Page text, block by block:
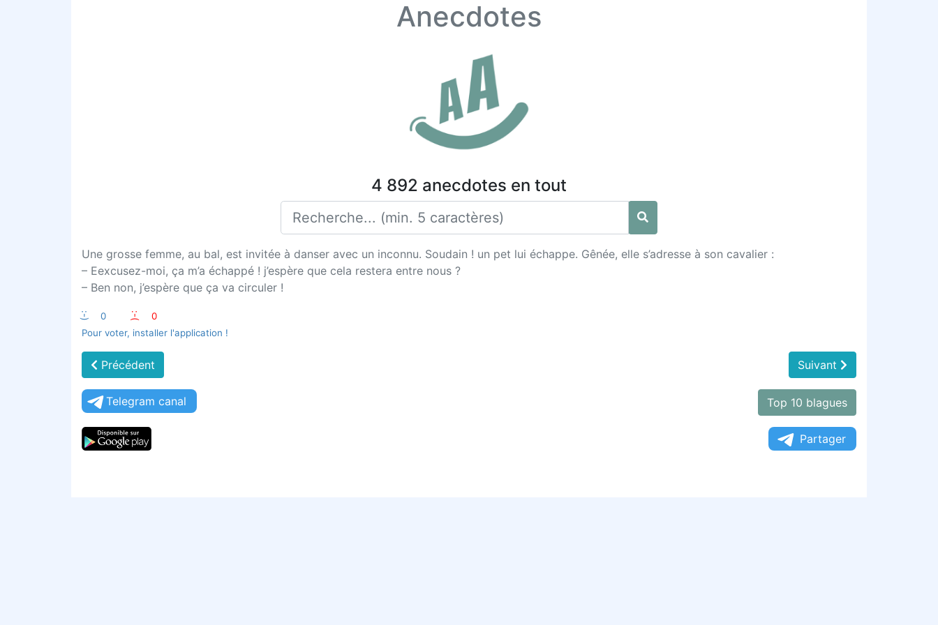
Anecdotes
4 892 anecdotes en tout
Une grosse femme, au bal, est invitée à danser avec un inconnu. Soudain ! un pet lui échappe. Gênée, elle s’adresse à son cavalier :
– Eexcusez-moi, ça m’a échappé ! j’espère que cela restera entre nous ?
– Ben non, j’espère que ça va circuler !
:-) 0 :-(
0
Pour voter, installer l'application !
Précédent Suivant
Telegram canal Top 10 blagues
Partager